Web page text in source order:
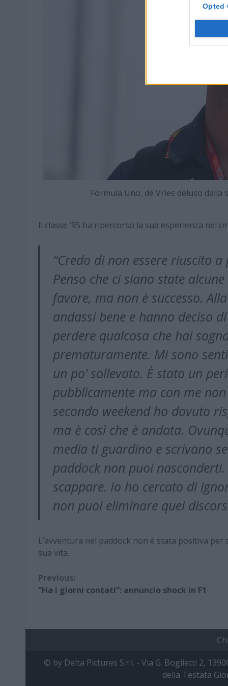
Opted
Formula Uno, de Vries deluso
Il classe ’95 ha ripercorso la sua esperienza nel
“Credo di non essere riuscito
Penso che ci siano state
favore, ma non è successo.
andassi bene e hanno deciso
perdere qualcosa che hai
prematuramente. Mi sono
un po’ sollevato. È stato un
pubblicamente ma con me
secondo weekend ho dovuto
ma è così che è andata.
media ti guardino e scrivano
paddock non puoi
scappare. Io ho cercato di
non puoi eliminare quei
L’avventura nel paddock non è stata positiva
sua vita.
Continue
Reading
Previous:
“Ha i giorni contati”: annuncio shock in F1
© by Delta Pictures S.r.l. - Via G. Boglietti 2,
della Testata